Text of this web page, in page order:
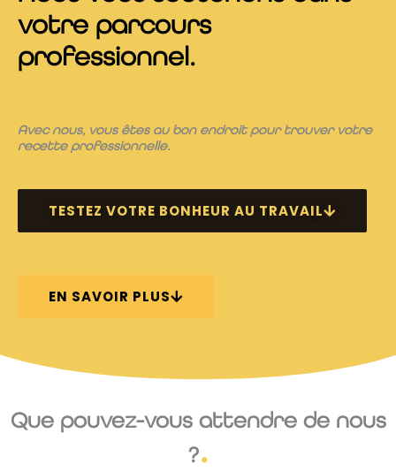
votre parcours
professionnel.
Avec nous, vous êtes au bon endroit pour trouver votre
recette professionnelle.
TESTEZ VOTRE BONHEUR AU TRAVAIL
EN SAVOIR PLUS
Que pouvez-vous attendre de nous
?